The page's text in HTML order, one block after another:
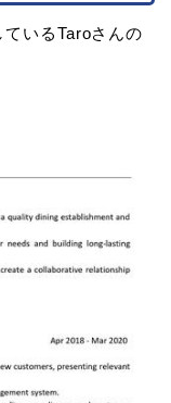
いるTaroさんの